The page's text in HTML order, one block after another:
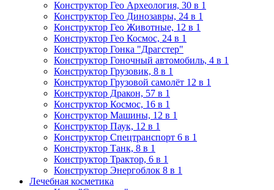
Конструктор Гео Археология, 30 в 1
Конструктор Гео Динозавры, 24 в 1
Конструктор Гео Животные, 12 в 1
Конструктор Гео Космос, 24 в 1
Конструктор Гонка "Драгстер"
Конструктор Гоночный автомобиль, 4 в 1
Конструктор Грузовик, 8 в 1
Конструктор Грузовой самолёт 12 в 1
Конструктор Дракон, 57 в 1
Конструктор Космос, 16 в 1
Конструктор Машины, 12 в 1
Конструктор Паук, 12 в 1
Конструктор Спецтранспорт 6 в 1
Конструктор Танк, 8 в 1
Конструктор Трактор, 6 в 1
Конструктор Энергоблок 8 в 1
Лечебная косметика